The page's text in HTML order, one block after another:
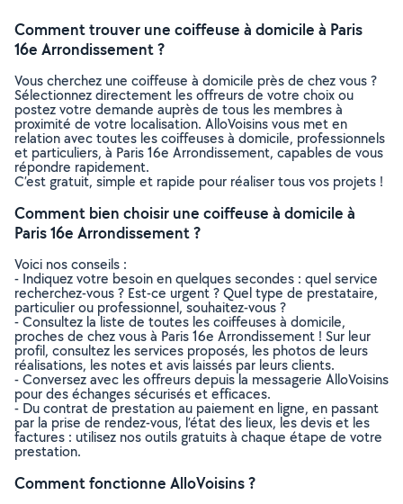
Comment trouver une coiffeuse à domicile à Paris
16e Arrondissement ?
Vous cherchez une coiffeuse à domicile près de chez vous ?
Sélectionnez directement les offreurs de votre choix ou
postez votre demande auprès de tous les membres à
proximité de votre localisation. AlloVoisins vous met en
relation avec toutes les coiffeuses à domicile, professionnels
et particuliers, à Paris 16e Arrondissement, capables de vous
répondre rapidement.
C’est gratuit, simple et rapide pour réaliser tous vos projets !
Comment bien choisir une coiffeuse à domicile à
Paris 16e Arrondissement ?
Voici nos conseils :
- Indiquez votre besoin en quelques secondes : quel service
recherchez-vous ? Est-ce urgent ? Quel type de prestataire,
particulier ou professionnel, souhaitez-vous ?
- Consultez la liste de toutes les coiffeuses à domicile,
proches de chez vous à Paris 16e Arrondissement ! Sur leur
profil, consultez les services proposés, les photos de leurs
réalisations, les notes et avis laissés par leurs clients.
- Conversez avec les offreurs depuis la messagerie AlloVoisins
pour des échanges sécurisés et efficaces.
- Du contrat de prestation au paiement en ligne, en passant
par la prise de rendez-vous, l’état des lieux, les devis et les
factures : utilisez nos outils gratuits à chaque étape de votre
prestation.
Comment fonctionne AlloVoisins ?